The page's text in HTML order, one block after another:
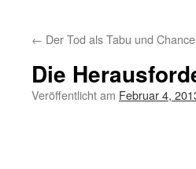
← Der Tod als Tabu und Chance
Die
Veröffentlicht am Februar 4,